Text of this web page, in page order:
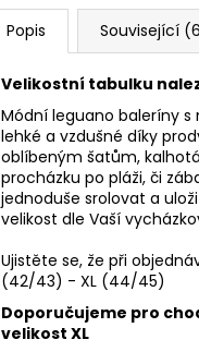
Popis Související
Velikostní tabulku
Módní leguano baleríny
lehké a vzdušné díky
oblíbeným šatům,
procházku po pláži, či
jednoduše srolovat a
velikost dle Vaší
Ujistěte se, že při
(42/43) - XL (44/45)
Doporučujeme pro
velikost XL